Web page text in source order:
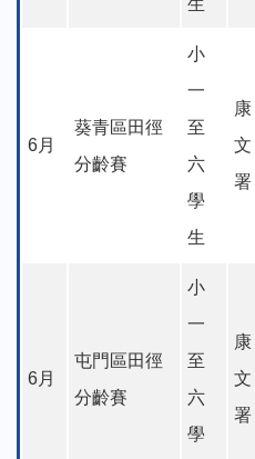
6月
葵青區田徑
分齡賽
小
一
至
六
學
生
康
文
署
6月
屯門區田徑
分齡賽
小
一
至
六
學
康
文
署